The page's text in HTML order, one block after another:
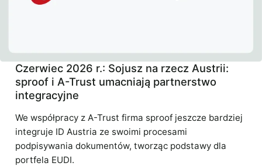
Czerwiec 2026 r.: Sojusz na rzecz Austrii:
sproof i A-Trust umacniają partnerstwo
integracyjne
We współpracy z A-Trust firma sproof jeszcze bardziej
integruje ID Austria ze swoimi procesami
podpisywania dokumentów, tworząc podstawy dla
portfela EUDI.